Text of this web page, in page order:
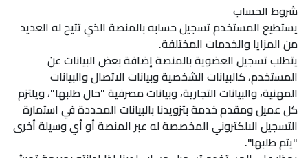
شروط الحساب
يستطيع المستخدم تسجيل حسابه بالمنصة الذي تتيح له العديد
من المزايا والخدمات المختلفة.
يتطلب تسجيل العضوية بالمنصة إضافة بعض البيانات عن
المستخدم، كالبيانات الشخصية وبيانات الاتصال والبيانات
المهنية، والبيانات التجارية، وبيانات مصرفية "حال طلبها"، ويلتزم
كل عميل ومقدم خدمة بتزويدنا بالبيانات المحددة في استمارة
التسجيل الالكتروني المخصصة له عبر المنصة أو أي وسيلة أخرى
"يتم طلبها".